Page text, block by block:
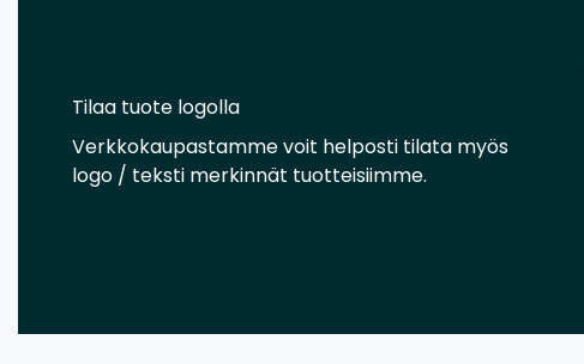
Tilaa tuote logolla
Verkkokaupastamme voit helposti tilata myös
logo / teksti merkinnät tuotteisiimme.